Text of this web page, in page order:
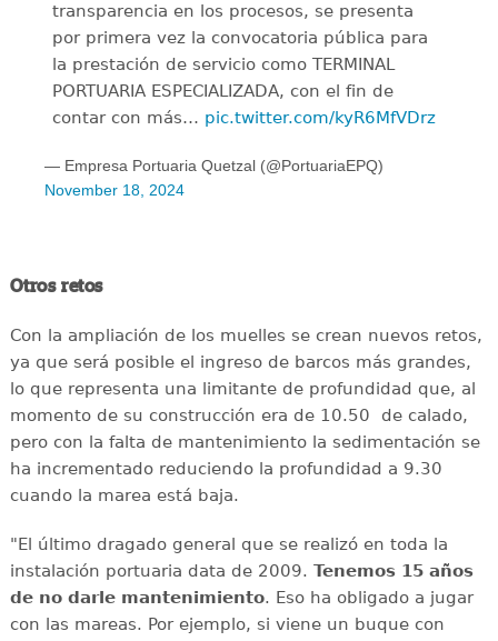
transparencia en los procesos, se presenta
por primera vez la convocatoria pública para
la prestación de servicio como TERMINAL
PORTUARIA ESPECIALIZADA, con el fin de
contar con más… pic.twitter.com/kyR6MfVDrz
— Empresa Portuaria Quetzal (@PortuariaEPQ)
November 18, 2024
Otros retos
Con la ampliación de los muelles se crean nuevos retos,
ya que será posible el ingreso de barcos más grandes,
lo que representa una limitante de profundidad que, al
momento de su construcción era de 10.50 de calado,
pero con la falta de mantenimiento la sedimentación se
ha incrementado reduciendo la profundidad a 9.30
cuando la marea está baja.
"El último dragado general que se realizó en toda la
instalación portuaria data de 2009. Tenemos 15 años
de no darle mantenimiento. Eso ha obligado a jugar
con las mareas. Por ejemplo, si viene un buque con